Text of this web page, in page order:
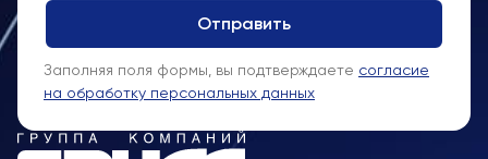
Заполняя поля формы, вы подтверждаете согласие
на обработку персональных данных